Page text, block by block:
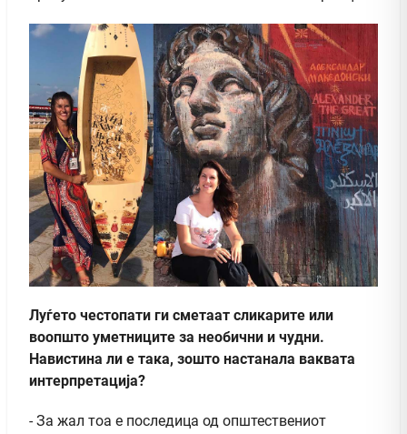
Луѓето честопати ги сметаат сликарите или
воопшто уметниците за необични и чудни.
Навистина ли е така, зошто настанала ваквата
интерпретација?
- За жал тоа е последица од општествениот